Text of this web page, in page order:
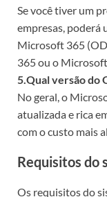
Se você tiver um
empresas, poderá
Microsoft 365
365 ou o
5.Qual versão do
No geral, o
atualizada e rica
com o custo mais
Requisitos do
Os requisitos do